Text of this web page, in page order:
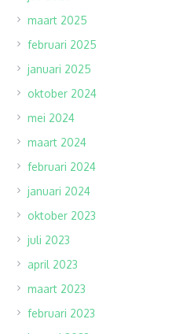
maart 2025
februari 2025
januari 2025
oktober 2024
mei 2024
maart 2024
februari 2024
januari 2024
oktober 2023
juli 2023
april 2023
maart 2023
februari 2023